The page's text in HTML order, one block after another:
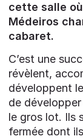
cette salle
Médeiros
cabaret.
C’est une
révèlent,
développent
de
le gros lot. Ils
fermée dont